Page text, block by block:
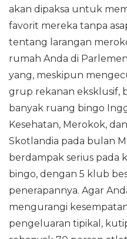
akan dipaksa untuk
favorit mereka tanpa
tentang larangan
rumah Anda di
yang, meskipun
grup rekanan eksklusif,
banyak ruang bingo
Kesehatan, Merokok,
Skotlandia pada bulan
berdampak serius pada
bingo, dengan 5 klub
penerapannya. Agar
mengurangi
pengeluaran tipikal,